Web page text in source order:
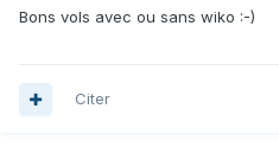
Bons vols avec ou sans wiko :-)
Citer